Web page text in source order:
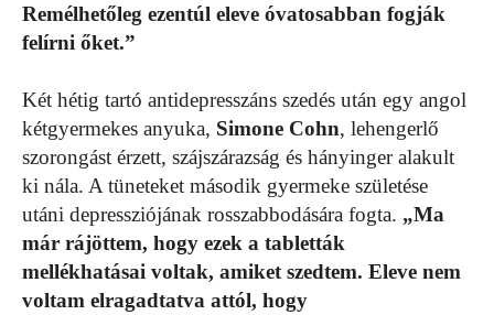
Remélhetőleg ezentúl eleve óvatosabban fogják
felírni őket.”
Két hétig tartó antidepresszáns szedés után egy angol
kétgyermekes anyuka, Simone Cohn, lehengerlő
szorongást érzett, szájszárazság és hányinger alakult
ki nála. A tüneteket második gyermeke születése
utáni depressziójának rosszabbodására fogta. „Ma
már rájöttem, hogy ezek a tabletták
mellékhatásai voltak, amiket szedtem. Eleve nem
voltam elragadtatva attól, hogy